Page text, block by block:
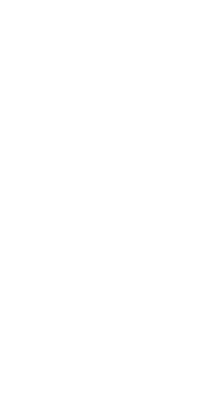
структуры систем и
влияние изменений. График